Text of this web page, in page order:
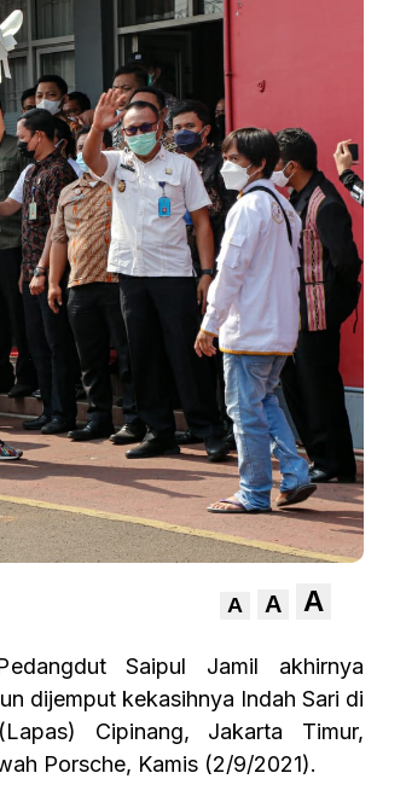
A A A
Saipul Jamil akhirnya
dijemput kekasihnya Indah Sari di
Cipinang, Jakarta Timur,
Porsche, Kamis (2/9/2021).